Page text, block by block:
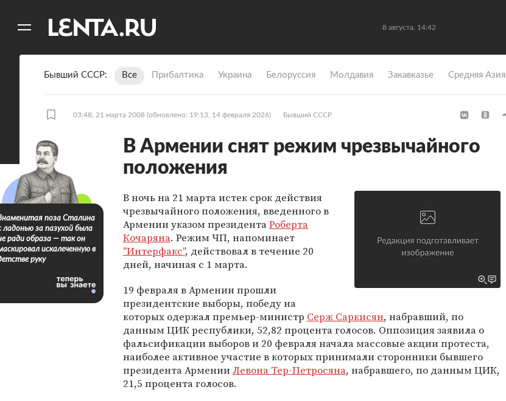
8 августа, 14:42
Бывший СССР Все Прибалтика Украина Белоруссия Молдавия Закавказье Средняя Азия
03:48, 21 марта 2008 (обновлено: 19:13, 14 февраля 2026) Бывший СССР
В Армении снят режим чрезвычайного
положения
В ночь на 21 марта истек срок действия
чрезвычайного положения, введенного в
Армении указом президентаРоберта
Кочаряна. Режим ЧП, напоминает
"Интерфакс", действовал в течение 20
дней, начиная с 1 марта.
19 февраля в Армении прошли
президентские выборы, победу на
которых одержал премьер-министр Серж Саркисян, набравший, по
данным ЦИК республики, 52,82 процента голосов. Оппозиция заявила о
фальсификации выборов и 20 февраля начала массовые акции протеста,
наиболее активное участие в которых принимали сторонники бывшего
президента АрменииЛевона Тер-Петросяна, набравшего, по данным ЦИК,
21,5 процента голосов.
поза Сталина
ладонью за пазухой была
ради образа — так он
искалеченную в
руку